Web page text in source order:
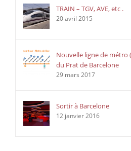
TRAIN – TGV, AVE, etc .
20 avril 2015
Nouvelle ligne de métro
du Prat de Barcelone
29 mars 2017
Sortir à Barcelone
12 janvier 2016